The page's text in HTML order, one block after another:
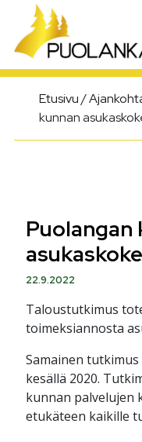
Päävalikko
Etusivu/
kunnan
Puolangan
22.9.2022
Taloustutkimus
toimeksiannosta
Samainen
kesällä 2020.
kunnan palvelujen
etukäteen kaikille